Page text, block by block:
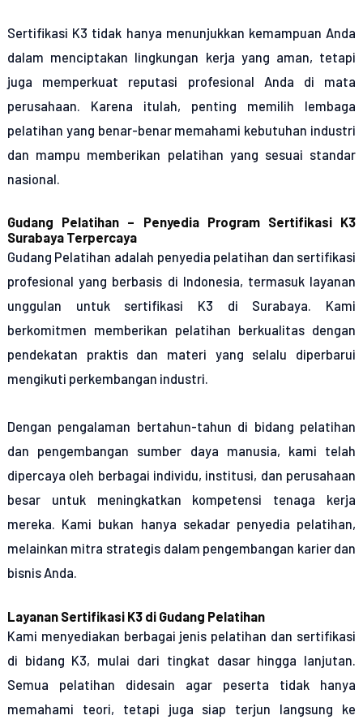
Sertifikasi K3 tidak hanya menunjukkan kemampuan Anda
dalam menciptakan lingkungan kerja yang aman, tetapi
juga memperkuat reputasi profesional Anda di mata
perusahaan. Karena itulah, penting memilih lembaga
pelatihan yang benar-benar memahami kebutuhan industri
dan mampu memberikan pelatihan yang sesuai standar
nasional.
Gudang Pelatihan – Penyedia Program Sertifikasi K3
Surabaya Terpercaya
Gudang Pelatihan adalah penyedia pelatihan dan sertifikasi
profesional yang berbasis di Indonesia, termasuk layanan
unggulan untuk sertifikasi K3 di Surabaya. Kami
berkomitmen memberikan pelatihan berkualitas dengan
pendekatan praktis dan materi yang selalu diperbarui
mengikuti perkembangan industri.
Dengan pengalaman bertahun-tahun di bidang pelatihan
dan pengembangan sumber daya manusia, kami telah
dipercaya oleh berbagai individu, institusi, dan perusahaan
besar untuk meningkatkan kompetensi tenaga kerja
mereka. Kami bukan hanya sekadar penyedia pelatihan,
melainkan mitra strategis dalam pengembangan karier dan
bisnis Anda.
Layanan Sertifikasi K3 di Gudang Pelatihan
Kami menyediakan berbagai jenis pelatihan dan sertifikasi
di bidang K3, mulai dari tingkat dasar hingga lanjutan.
Semua pelatihan didesain agar peserta tidak hanya
memahami teori, tetapi juga siap terjun langsung ke